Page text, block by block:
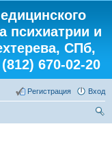
психиатрии и
СПб,
670-02-20
Вход
Регистрация